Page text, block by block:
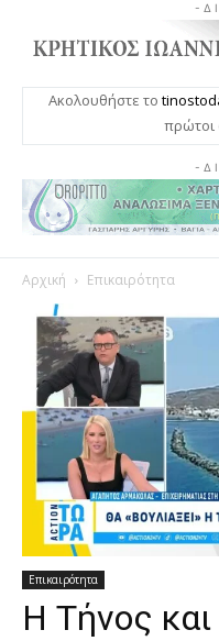
- Δ
Ακολουθήστε το
πρώτοι
- Δ